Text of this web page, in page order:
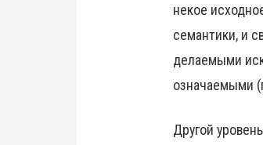
некое
семантики, и
делаемыми
означаемыми
Другой